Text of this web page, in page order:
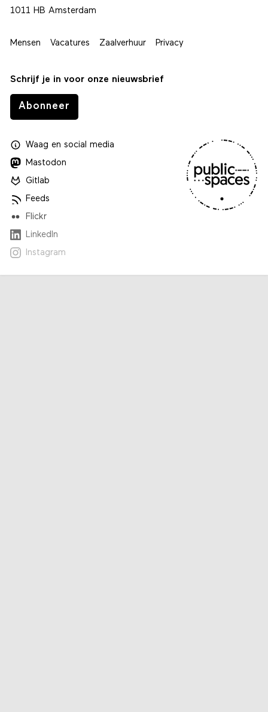
1011 HB Amsterdam
Mensen Vacatures Zaalverhuur Privacy
Schrijf je in voor onze nieuwsbrief
Abonneer
Waagen social media
Mastodon
Gitlab
Feeds
Flickr
LinkedIn
Instagram